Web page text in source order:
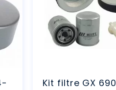
Kit filtre GX 690